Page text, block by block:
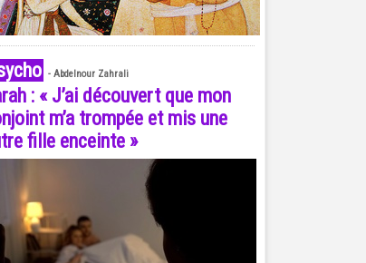
- Abdelnour Zahrali
: « J’ai découvert que mon
m’a trompée et mis une
fille enceinte »